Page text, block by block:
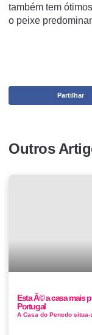
também tem
o peixe
Partilhar
Outros
Esta Ã© a casa mais
Portugal